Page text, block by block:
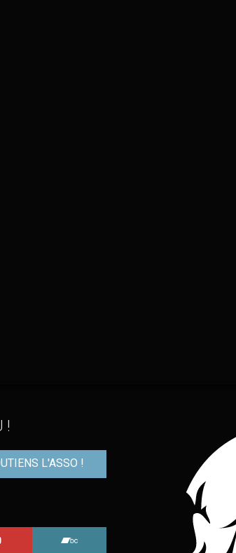
!
L'ASSO !
sur Instagram
L'Embobineuse sur YouTube
L'Embobineuse sur Bandcamp